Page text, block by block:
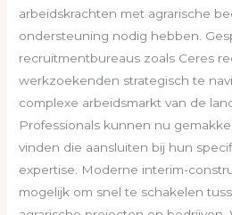
arbeidskrachten met agrarische
ondersteuning nodig hebben.
recruitmentbureaus zoals Ceres
werkzoekenden strategisch te
complexe arbeidsmarkt van de
Professionals kunnen nu
vinden die aansluiten bij hun
expertise. Moderne interim-
mogelijk om snel te schakelen